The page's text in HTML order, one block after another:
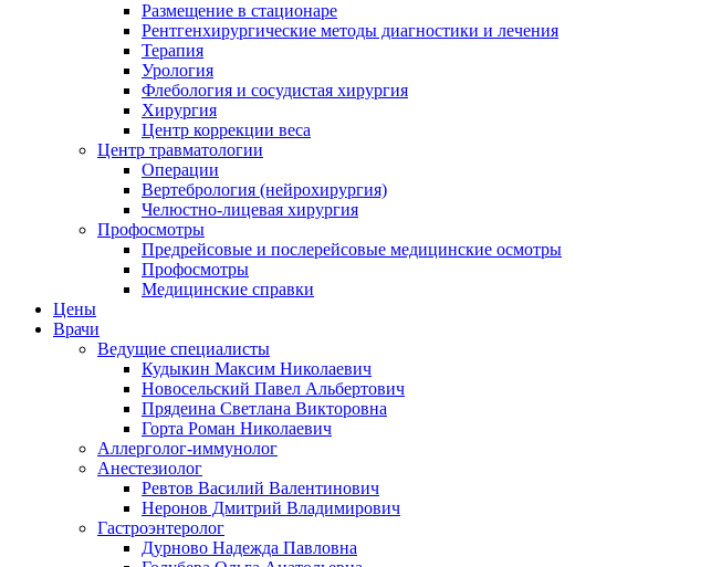
Размещение в стационаре
Рентгенхирургические методы диагностики и лечения
Терапия
Урология
Флебология и сосудистая хирургия
Хирургия
Центр коррекции веса
Центр травматологии
Операции
Вертебрология (нейрохирургия)
Челюстно-лицевая хирургия
Профосмотры
Предрейсовые и послерейсовые медицинские осмотры
Профосмотры
Медицинские справки
Цены
Врачи
Ведущие специалисты
Кудыкин Максим Николаевич
Новосельский Павел Альбертович
Прядеина Светлана Викторовна
Горта Роман Николаевич
Аллерголог-иммунолог
Анестезиолог
Ревтов Василий Валентинович
Неронов Дмитрий Владимирович
Гастроэнтеролог
Дурново Надежда Павловна